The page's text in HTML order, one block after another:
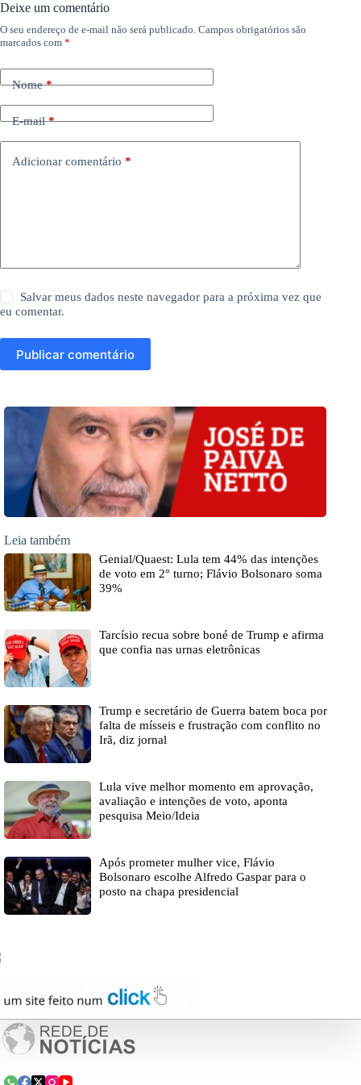
Deixe um comentário
O seu endereço de e-mail não será publicado. Campos obrigatórios são
marcados com *
Nome*
E-mail*
Adicionar comentário *
Salvar meus dados neste navegador para a próxima vez que
eu comentar.
Publicar comentário
Leia também
Genial/Quaest: Lula tem 44% das intenções
de voto em 2° turno; Flávio Bolsonaro soma
39%
Tarcísio recua sobre boné de Trump e afirma
que confia nas urnas eletrônicas
Trump e secretário de Guerra batem boca por
falta de mísseis e frustração com conflito no
Irã, diz jornal
Lula vive melhor momento em aprovação,
avaliação e intenções de voto, aponta
pesquisa Meio/Ideia
Após prometer mulher vice, Flávio
Bolsonaro escolhe Alfredo Gaspar para o
posto na chapa presidencial